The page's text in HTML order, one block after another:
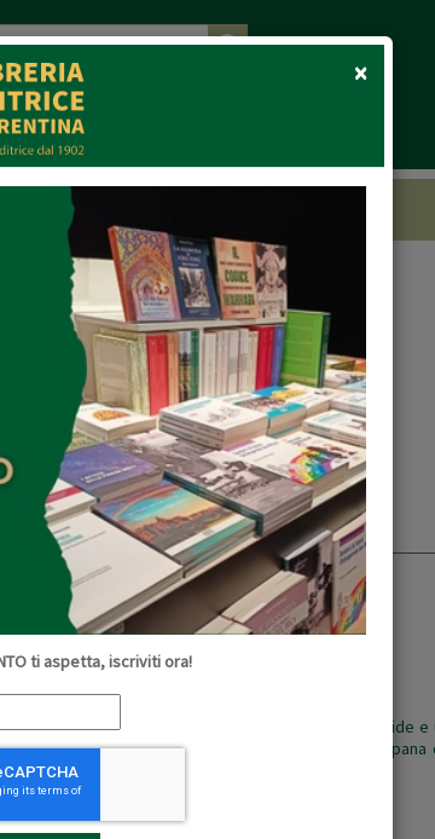
×Close
ti aspetta, iscriviti ora!
COLLABORAZIONI
386627
Mottola
Patrizio Pacini
di due campanili e di una sola campana, che divide
L'inatteso ritrovamento della vecchia
Continua »